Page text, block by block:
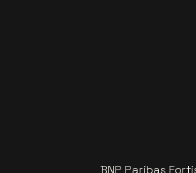
BNP Paribas